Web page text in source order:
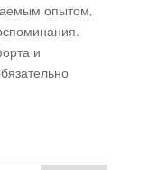
опытом,
и